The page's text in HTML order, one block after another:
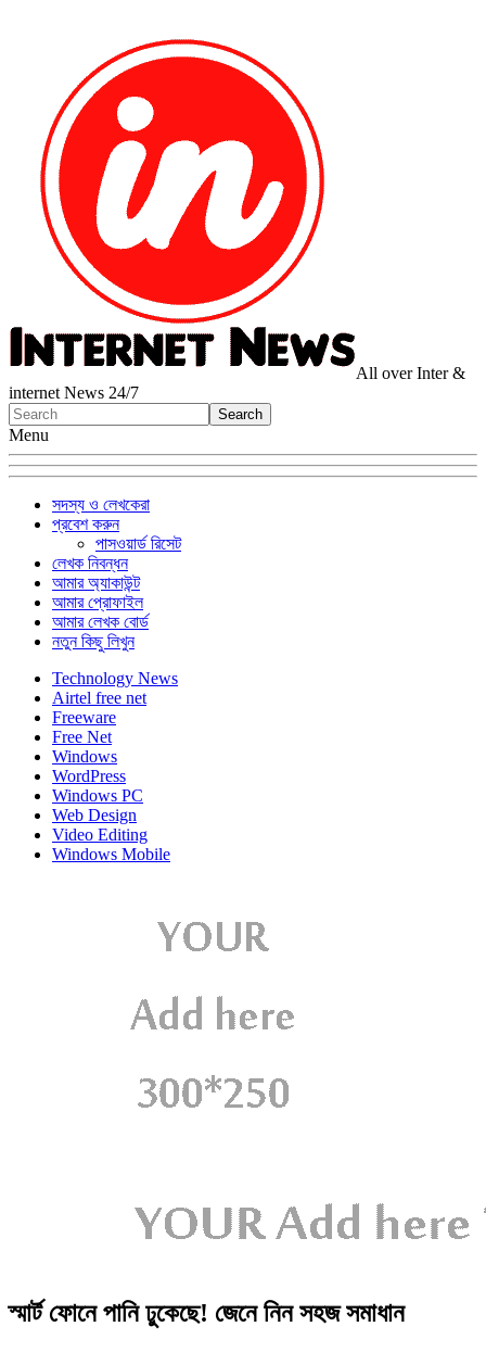
All over Inter &
internet News 24/7
Menu
সদস্য ও লেখকেরা
প্রবেশ করুন
পাসওয়ার্ড রিসেট
লেখক নিবন্ধন
আমার অ্যাকাউন্ট
আমার প্রোফাইল
আমার লেখক বোর্ড
নতুন কিছু লিখুন
Technology News
Airtel free net
Freeware
Free Net
Windows
WordPress
Windows PC
Web Design
Video Editing
Windows Mobile
স্মার্ট ফোনে পানি ঢুকেছে! জেনে নিন সহজ সমাধান